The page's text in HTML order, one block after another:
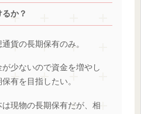
か？
貨の長期保有のみ。
が少ないので資金を増やし
有を目指したい。
は現物の長期保有だが、相